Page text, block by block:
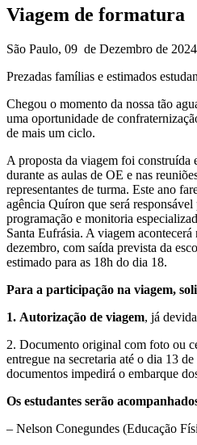
Viagem de formatura
São Paulo, 09 de Dezembro de 2024
Prezadas famílias e estimados
Chegou o momento da nossa tão
uma oportunidade de
de mais um ciclo.
A proposta da viagem foi construída
durante as aulas de OE e nas
representantes de turma. Este ano
agência Quíron que será
programação e monitoria
Santa Eufrásia. A viagem
dezembro, com saída prevista da
estimado para as 18h do dia 18.
Para a participação na viagem,
1. Autorização de viagem, já
2. Documento original com foto ou
entregue na secretaria até o dia 13
documentos impedirá o embarque
Os estudantes serão
– Nelson Conegundes (Educação